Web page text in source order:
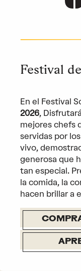
Festival
En el Festival
2026,
mejores chefs
servidas por
vivo,
generosa que
tan especial.
la comida, la
hacen brillar a